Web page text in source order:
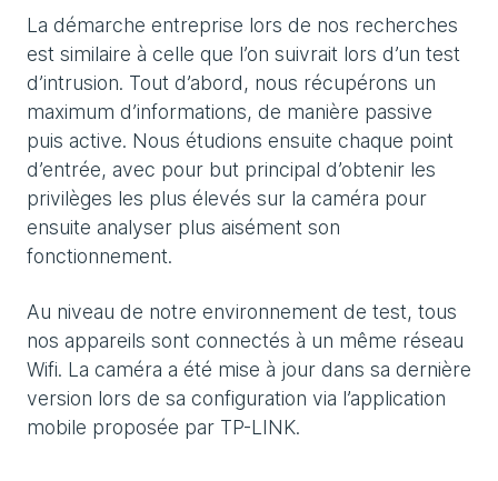
La démarche entreprise lors de nos recherches
est similaire à celle que l’on suivrait lors d’un test
d’intrusion. Tout d’abord, nous récupérons un
maximum d’informations, de manière passive
puis active. Nous étudions ensuite chaque point
d’entrée, avec pour but principal d’obtenir les
privilèges les plus élevés sur la caméra pour
ensuite analyser plus aisément son
fonctionnement.
Au niveau de notre environnement de test, tous
nos appareils sont connectés à un même réseau
Wifi. La caméra a été mise à jour dans sa dernière
version lors de sa configuration via l’application
mobile proposée par TP-LINK.